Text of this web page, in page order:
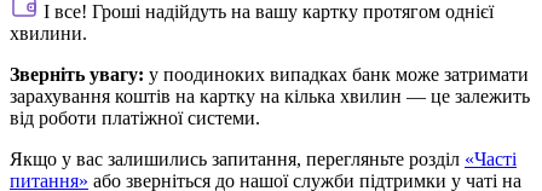
І все! Гроші надійдуть на вашу картку протягом однієї
хвилини.
Зверніть увагу: у поодиноких випадках банк може затримати
зарахування коштів на картку на кілька хвилин — це залежить
від роботи платіжної системи.
Якщо у вас залишились запитання, перегляньте розділ «Часті
питання» або зверніться до нашої служби підтримки у чаті на